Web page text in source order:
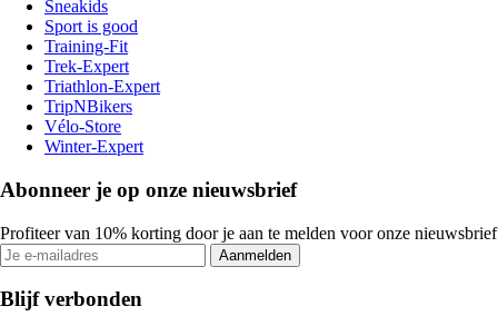
Sneakids
Sport is good
Training-Fit
Trek-Expert
Triathlon-Expert
TripNBikers
Vélo-Store
Winter-Expert
Abonneer je op onze nieuwsbrief
Profiteer van 10% korting door je aan te melden voor onze nieuwsbrief
Aanmelden
Blijf verbonden